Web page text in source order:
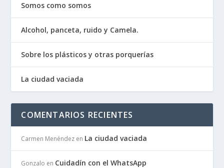
Somos como somos
Alcohol, panceta, ruido y Camela.
Sobre los plásticos y otras porquerías
La ciudad vaciada
COMENTARIOS RECIENTES
Carmen Menéndez en La ciudad vaciada
Gonzalo en Cuidadín con el WhatsApp